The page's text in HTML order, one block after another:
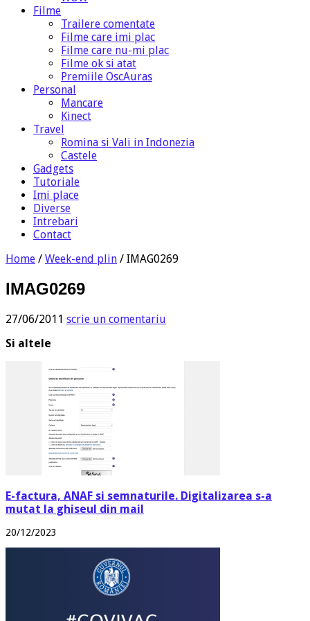
Filme
Trailere comentate
Filme care imi plac
Filme care nu-mi plac
Filme ok si atat
Premiile OscAuras
Personal
Mancare
Kinect
Travel
Romina si Vali in Indonezia
Castele
Gadgets
Tutoriale
Imi place
Diverse
Intrebari
Contact
Home / Week-end plin / IMAG0269
IMAG0269
27/06/2011 scrie un comentariu
Si altele
E-factura, ANAF si semnaturile. Digitalizarea s-a
mutat la ghiseul din mail
20/12/2023